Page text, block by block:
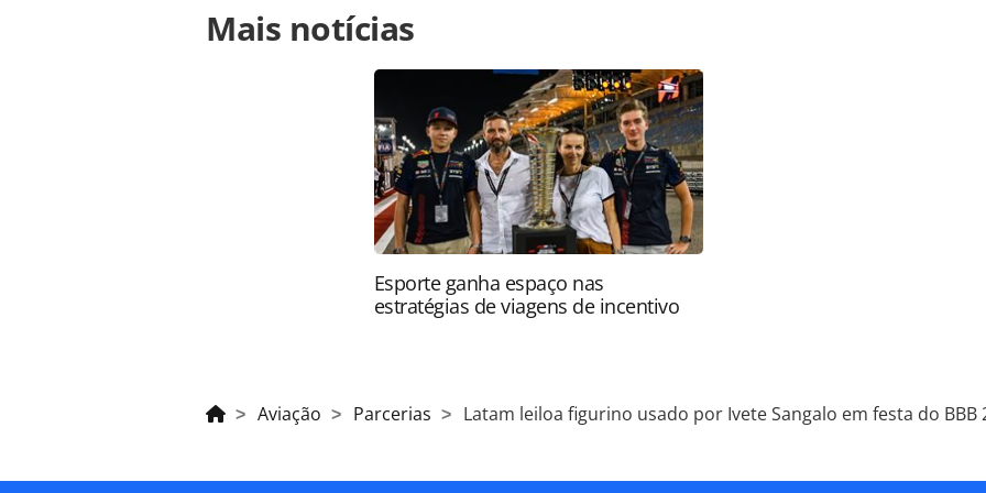
https://www.panrotas.com.br/aviacao/parcerias/2024/04/latam-leiloa-figurino-usado-
por-ivete-sangalo-em-festa-do-bbb-24_205020.html ou as ferramentas oferecidas na
página. Todo o conteúdo produzido pela PANROTAS Editora é protegido pela legislação
brasileira sobre direito autoral. Não reproduza o conteúdo sem autorização da
PANROTAS Editora (copyright@panrotas.com.br).
Mais notícias
Esporte ganha espaço nas
estratégias de viagens de incentivo
Aviação Parcerias Latam leiloa figurino usado por Ivete Sangalo em festa do BBB